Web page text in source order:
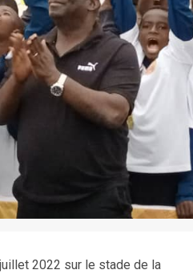
2022 sur le stade de la